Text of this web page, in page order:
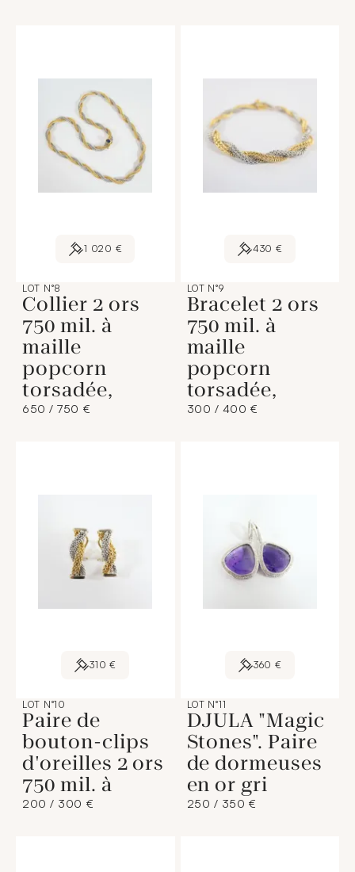
1 020 €
LOT N°8
Collier 2 ors
750 mil. à
maille
popcorn
torsadée,
650 / 750 €
430 €
LOT N°9
Bracelet 2 ors
750 mil. à
maille
popcorn
torsadée,
300 / 400 €
310 €
LOT N°10
Paire de
bouton-clips
d'oreilles 2 ors
750 mil. à
200 / 300 €
360 €
LOT N°11
DJULA "Magic
Stones". Paire
de dormeuses
en or gri
250 / 350 €